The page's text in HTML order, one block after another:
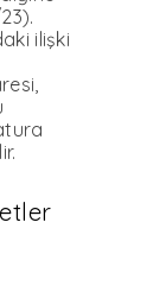
ilişki